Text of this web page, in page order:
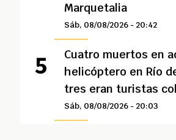
Marquetalia
Sáb, 08/08/2026 - 20:42
Cuatro muertos en
helicóptero en Río
tres eran turistas
Sáb, 08/08/2026 - 20:03